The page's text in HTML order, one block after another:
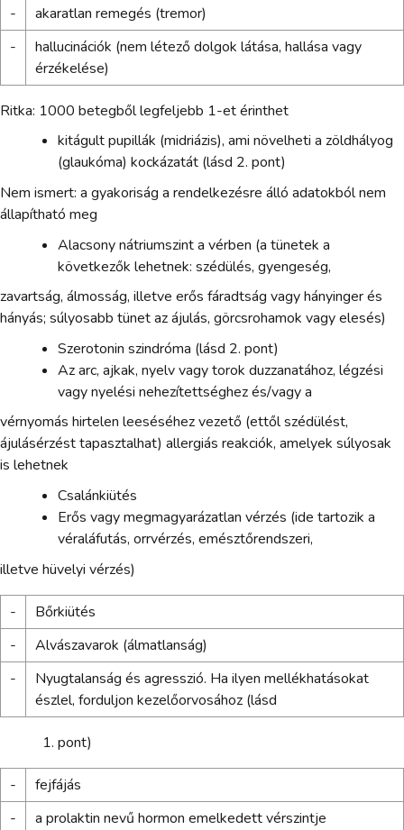
-
akaratlan remegés (tremor)
-
hallucinációk (nem létező dolgok látása, hallása vagy
érzékelése)
Ritka: 1000 betegből legfeljebb 1-et érinthet
kitágult pupillák (midriázis), ami növelheti a zöldhályog
(glaukóma) kockázatát (lásd 2. pont)
Nem ismert: a gyakoriság a rendelkezésre álló adatokból nem
állapítható meg
Alacsony nátriumszint a vérben (a tünetek a
következők lehetnek: szédülés, gyengeség,
zavartság, álmosság, illetve erős fáradtság vagy hányinger és
hányás; súlyosabb tünet az ájulás, görcsrohamok vagy elesés)
Szerotonin szindróma (lásd 2. pont)
Az arc, ajkak, nyelv vagy torok duzzanatához, légzési
vagy nyelési nehezítettséghez és/vagy a
vérnyomás hirtelen leeséséhez vezető (ettől szédülést,
ájulásérzést tapasztalhat) allergiás reakciók, amelyek súlyosak
is lehetnek
Csalánkiütés
Erős vagy megmagyarázatlan vérzés (ide tartozik a
véraláfutás, orrvérzés, emésztőrendszeri,
illetve hüvelyi vérzés)
-
Bőrkiütés
-
Alvászavarok (álmatlanság)
-
Nyugtalanság és agresszió. Ha ilyen mellékhatásokat
észlel, forduljon kezelőorvosához (lásd
pont)
-
fejfájás
-
a prolaktin nevű hormon emelkedett vérszintje